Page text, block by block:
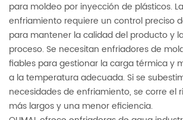
para moldeo por inyección de plásticos.
enfriamiento requiere un control preciso
para mantener la calidad del producto y
proceso. Se necesitan enfriadores de
fiables para gestionar la carga térmica y
a la temperatura adecuada. Si se
necesidades de enfriamiento, se corre el
más largos y una menor eficiencia.